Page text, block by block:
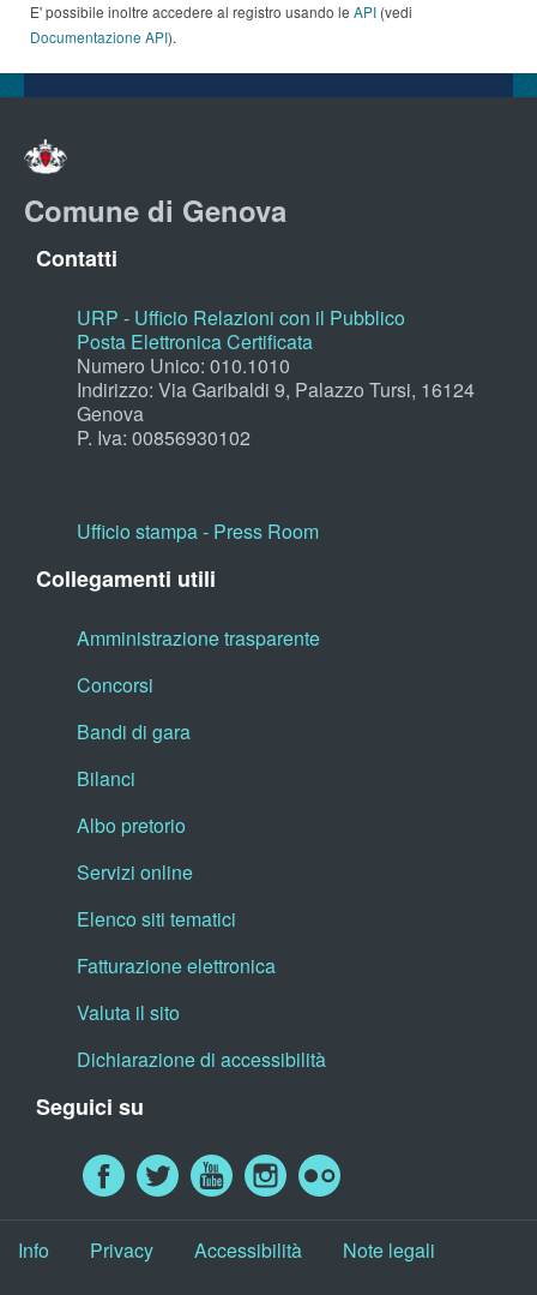
E' possibile inoltre accedere al registro usando le API (vedi
Documentazione API).
Comune di Genova
Contatti
URP - Ufficio Relazioni con il Pubblico
Posta Elettronica Certificata
Numero Unico: 010.1010
Indirizzo: Via Garibaldi 9, Palazzo Tursi, 16124
Genova
P. Iva: 00856930102
Ufficio stampa - Press Room
Collegamenti utili
Amministrazione trasparente
Concorsi
Bandi di gara
Bilanci
Albo pretorio
Servizi online
Elenco siti tematici
Fatturazione elettronica
Valuta il sito
Dichiarazione di accessibilità
Seguici su
Info Privacy Accessibilità Note legali